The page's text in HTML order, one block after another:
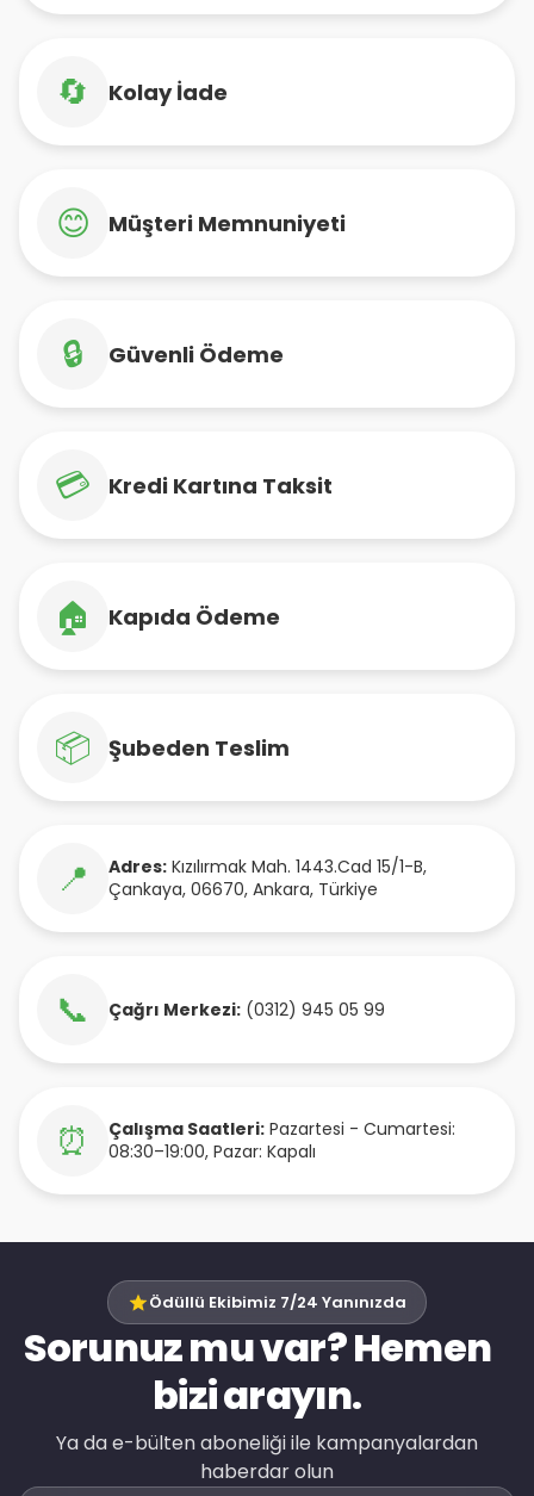
🔄 Kolay İade
😊 Müşteri Memnuniyeti
🔒 Güvenli Ödeme
💳 Kredi Kartına Taksit
🏠 Kapıda Ödeme
📦 Şubeden Teslim
📍 Adres: Kızılırmak Mah. 1443.Cad 15/1-B,
Çankaya, 06670, Ankara, Türkiye
📞 Çağrı Merkezi: (0312) 945 05 99
⏰ Çalışma Saatleri: Pazartesi - Cumartesi:
08:30–19:00, Pazar: Kapalı
Ödüllü Ekibimiz 7/24 Yanınızda
Sorunuz mu var? Hemen
bizi arayın.
Ya da e-bülten aboneliği ile kampanyalardan
haberdar olun